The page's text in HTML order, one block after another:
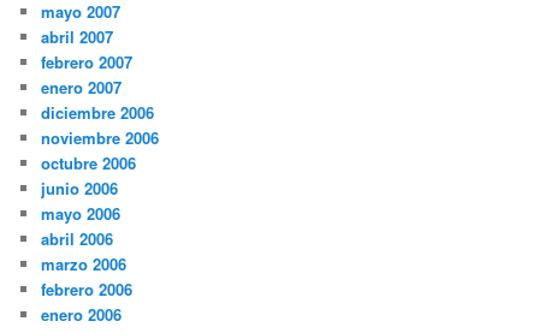
mayo 2007
abril 2007
febrero 2007
enero 2007
diciembre 2006
noviembre 2006
octubre 2006
junio 2006
mayo 2006
abril 2006
marzo 2006
febrero 2006
enero 2006